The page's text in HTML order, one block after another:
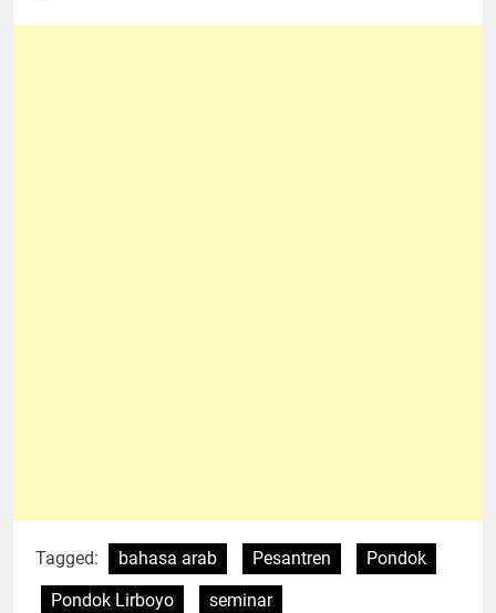
Tagged: bahasa arab Pesantren
Pondok
Pondok Lirboyo
seminar